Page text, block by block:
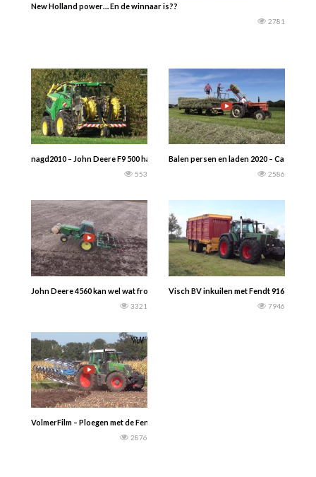
New Holland power… En de winnaar is??
2781
nagd2010 – John Deere F9 500 hakselaar demo tour icm de nieuwe Krampe
553
Balen persen en laden 2020 – Case
2586
John Deere 4560 kan wel wat frontgewichten gebruiken…………
3321
Visch BV inkuilen met Fendt 916 open
7946
VolmerFilm – Ploegen met de Fendt Vario 820 trekker en Lemken Juwel 4-
2876